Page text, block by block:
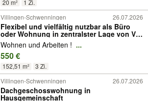
20 m² 1 Zi.
Villingen-Schwenningen 26.07.2026
Flexibel und vielfältig nutzbar als Büro
oder Wohnung in zentralster Lage von VS-
Schwenningen!
Wohnen und Arbeiten ! ...
550 €
152,51 m² 3 Zi.
Villingen-Schwenningen 26.07.2026
Dachgeschosswohnung in
Hausgemeinschaft